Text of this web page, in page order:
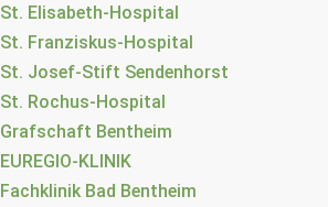
St. Elisabeth-Hospital
St. Franziskus-Hospital
St. Josef-Stift Sendenhorst
St. Rochus-Hospital
Grafschaft Bentheim
EUREGIO-KLINIK
Fachklinik Bad Bentheim